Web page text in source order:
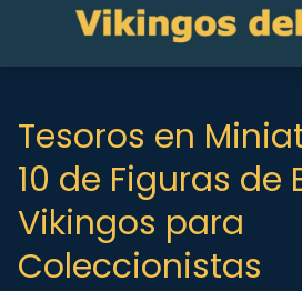
Tesoros en
10 de Figuras de
Vikingos para
Coleccionistas